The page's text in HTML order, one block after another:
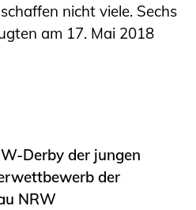
nicht viele. Sechs
am 17. Mai 2018
Derby der jungen
der
NRW